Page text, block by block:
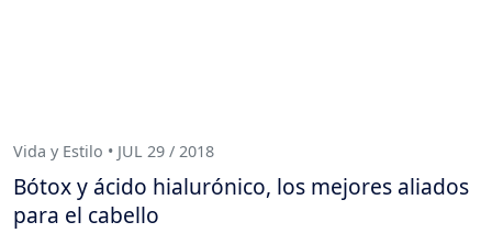
Vida y Estilo • JUL 29 / 2018
Bótox y ácido hialurónico, los mejores aliados
para el cabello